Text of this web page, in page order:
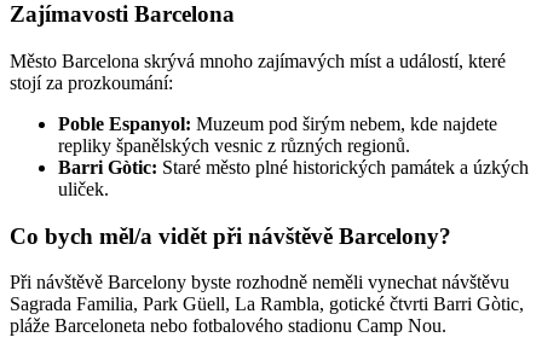
Zajímavosti Barcelona
Město Barcelona skrývá mnoho zajímavých míst a událostí, které
stojí za prozkoumání:
Poble Espanyol: Muzeum pod širým nebem, kde najdete
repliky španělských vesnic z různých regionů.
Barri Gòtic: Staré město plné historických památek a úzkých
uliček.
Co bych měl/a vidět při návštěvě Barcelony?
Při návštěvě Barcelony byste rozhodně neměli vynechat návštěvu
Sagrada Familia, Park Güell, La Rambla, gotické čtvrti Barri Gòtic,
pláže Barceloneta nebo fotbalového stadionu Camp Nou.